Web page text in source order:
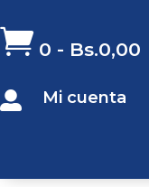
 0 - Bs.0,00
 Mi cuenta